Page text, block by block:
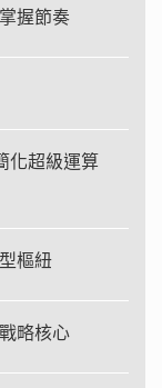
握節奏
化超級運算
樞紐
略核心